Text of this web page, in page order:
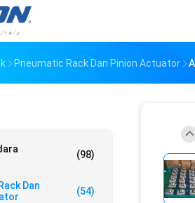
Pneumatic Rack Dan Pinion Actuator
(98)
Dan
(54)